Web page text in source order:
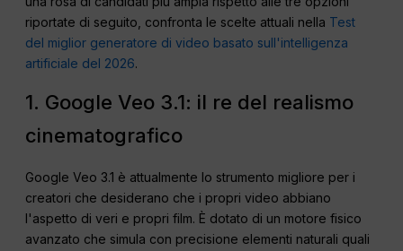
riportate di seguito, confronta le scelte attuali nella Test
del miglior generatore di video basato sull'intelligenza
artificiale del 2026.
1. Google Veo 3.1: il re del realismo
cinematografico
Google Veo 3.1 è attualmente lo strumento migliore per i
creatori che desiderano che i propri video abbiano
l'aspetto di veri e propri film. È dotato di un motore fisico
avanzato che simula con precisione elementi naturali quali